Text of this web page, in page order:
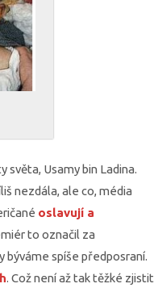
Usamy bin Ladina.
nezdála, ale co, média
oslavují a
to označil za
býváme spíše předposraní.
. Což není až tak těžké zjistit